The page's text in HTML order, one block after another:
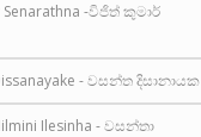
Senarathna -විජිත් කුමාර්
- වසන්ත දිසානායක
Ilesinha - වසන්තා